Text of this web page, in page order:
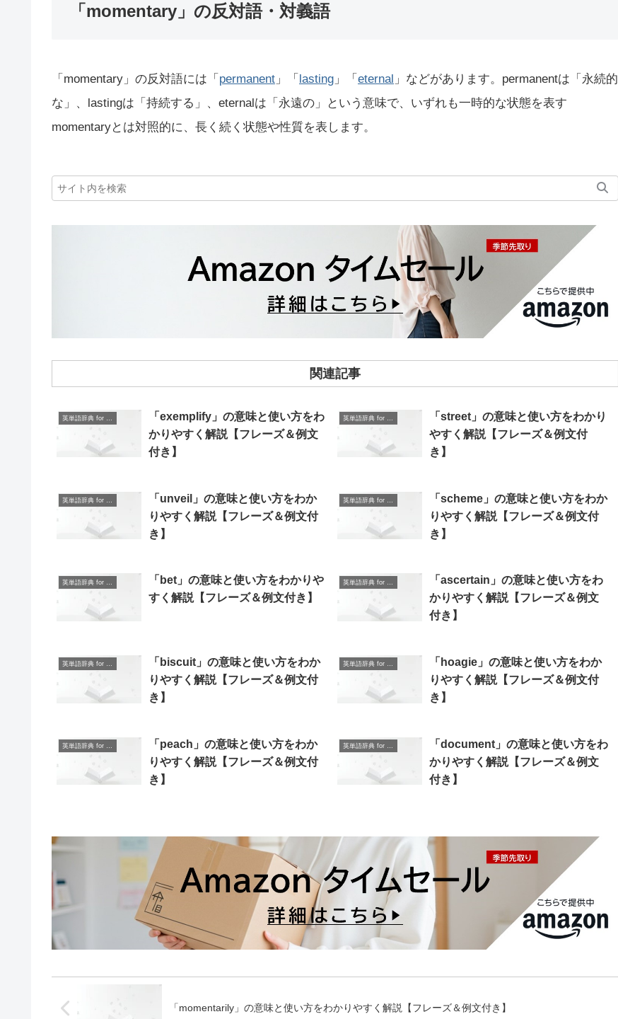
「momentary」の反対語・対義語
「momentary」の反対語には「 permanent 」「 lasting 」「 eternal 」などがあります。permanentは「永続的
な」、lastingは「持続する」、eternalは「永遠の」という意味で、いずれも一時的な状態を表す
momentaryとは対照的に、長く続く状態や性質を表します。
関連記事
「exemplify」の意味と使い方をわ
かりやすく解説【フレーズ＆例文
付き】
「street」の意味と使い方をわかり
やすく解説【フレーズ＆例文付
き】
「unveil」の意味と使い方をわか
りやすく解説【フレーズ＆例文付
き】
「scheme」の意味と使い方をわか
りやすく解説【フレーズ＆例文付
き】
「bet」の意味と使い方をわかりや
すく解説【フレーズ＆例文付き】
「ascertain」の意味と使い方をわ
かりやすく解説【フレーズ＆例文
付き】
英単語辞典 for Beginners
「biscuit」の意味と使い方をわか
りやすく解説【フレーズ＆例文付
き】
英単語辞典 for Beginners
「hoagie」の意味と使い方をわか
りやすく解説【フレーズ＆例文付
き】
英単語辞典 for Beginners
「peach」の意味と使い方をわか
りやすく解説【フレーズ＆例文付
き】
英単語辞典 for Beginners
「document」の意味と使い方をわ
かりやすく解説【フレーズ＆例文
付き】
「momentarily」の意味と使い方をわかりやすく解説【フレーズ＆例文付き】